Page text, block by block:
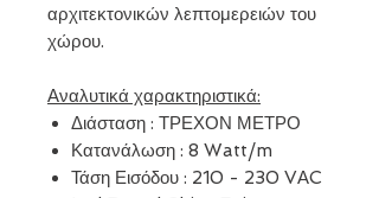
αρχιτεκτονικών λεπτομερειών του
χώρου.
Αναλυτικά χαρακτηριστικά:
Διάσταση : ΤΡΕΧΟΝ ΜΕΤΡΟ
Κατανάλωση : 8 Watt/m
Τάση Εισόδου : 210 - 230 VΑC